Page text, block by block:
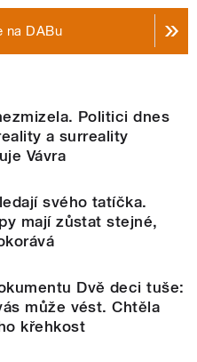
na DABu
Politici dnes
a surreality
Vávra
svého tatíčka.
mají zůstat stejné,
Dvě deci tuše:
může vést. Chtěla
křehkost